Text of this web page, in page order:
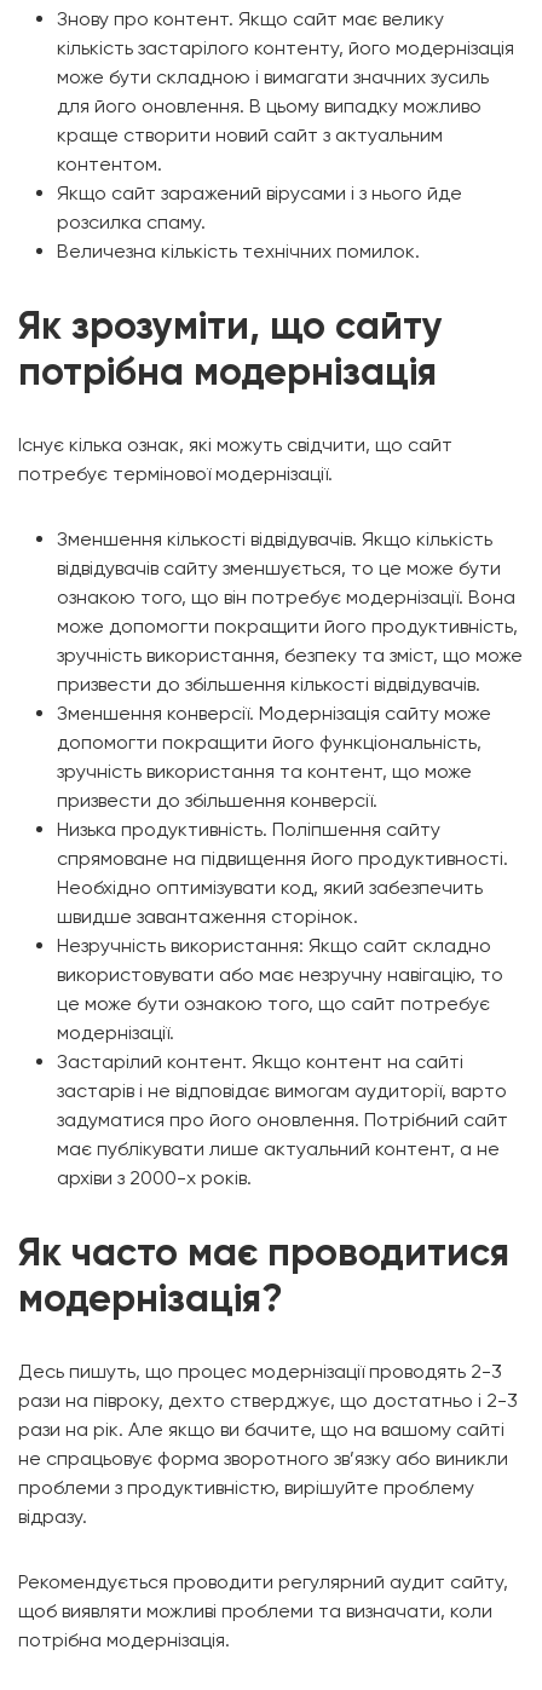
Знову про контент. Якщо сайт має велику
кількість застарілого контенту, його модернізація
може бути складною і вимагати значних зусиль
для його оновлення. В цьому випадку можливо
краще створити новий сайт з актуальним
контентом.
Якщо сайт заражений вірусами і з нього йде
розсилка спаму.
Величезна кількість технічних помилок.
Як зрозуміти, що сайту
потрібна модернізація
Існує кілька ознак, які можуть свідчити, що сайт
потребує термінової модернізації.
Зменшення кількості відвідувачів. Якщо кількість
відвідувачів сайту зменшується, то це може бути
ознакою того, що він потребує модернізації. Вона
може допомогти покращити його продуктивність,
зручність використання, безпеку та зміст, що може
призвести до збільшення кількості відвідувачів.
Зменшення конверсії. Модернізація сайту може
допомогти покращити його функціональність,
зручність використання та контент, що може
призвести до збільшення конверсії.
Низька продуктивність. Поліпшення сайту
спрямоване на підвищення його продуктивності.
Необхідно оптимізувати код, який забезпечить
швидше завантаження сторінок.
Незручність використання: Якщо сайт складно
використовувати або має незручну навігацію, то
це може бути ознакою того, що сайт потребує
модернізації.
Застарілий контент. Якщо контент на сайті
застарів і не відповідає вимогам аудиторії, варто
задуматися про його оновлення. Потрібний сайт
має публікувати лише актуальний контент, а не
архіви з 2000-х років.
Як часто має проводитися
модернізація?
Десь пишуть, що процес модернізації проводять 2-3
рази на півроку, дехто стверджує, що достатньо і 2-3
рази на рік. Але якщо ви бачите, що на вашому сайті
не спрацьовує форма зворотного зв’язку або виникли
проблеми з продуктивністю, вирішуйте проблему
відразу.
Рекомендується проводити регулярний аудит сайту,
щоб виявляти можливі проблеми та визначати, коли
потрібна модернізація.